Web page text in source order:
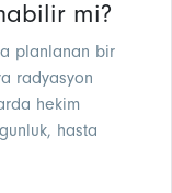
mi?
planlanan bir
radyasyon
hekim
hasta